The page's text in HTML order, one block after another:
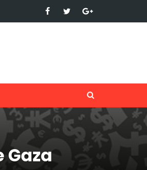
Gaza